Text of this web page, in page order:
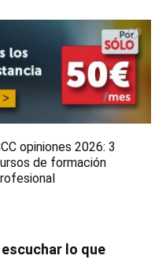
opiniones 2026: 3
de formación
lo que